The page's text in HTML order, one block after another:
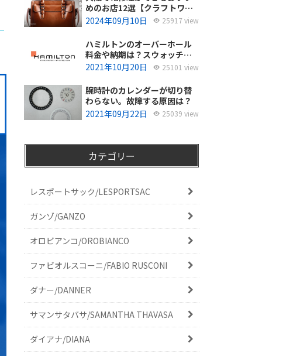
めのお店12選【クラフトワー
カーズ調査・2026年8月】
2024年09月10日 25917 view
ハミルトンのオーバーホール
料金や納期は？スウォッチグ
ループジャパンと修理専門店
2021年10月20日 25101 view
腕時計のカレンダーが切り替
わらない。故障する原因は？
2021年09月22日
25039 view
カテゴリー
レスポートサック/LESPORTSAC
ガンゾ/GANZO
オロビアンコ/OROBIANCO
ファビオルスコーニ/FABIO RUSCONI
ダナー/DANNER
サマンサタバサ/SAMANTHA THAVASA
ダイアナ/DIANA